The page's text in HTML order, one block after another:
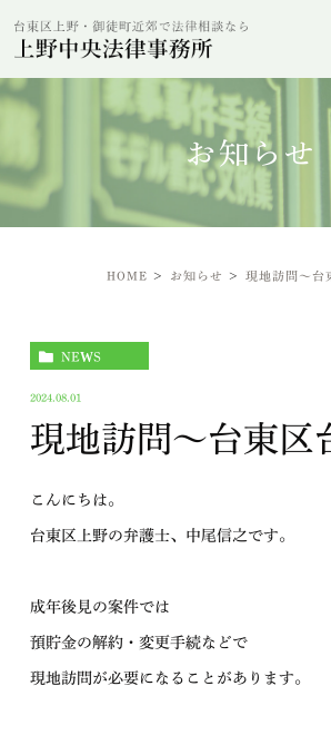
お知らせ
HOME お知らせ 現地訪問～台
NEWS
2024.08.01
現地訪問～台東区
こんにちは。
台東区上野の弁護士、中尾信之です。
成年後見の案件では
預貯金の解約・変更手続などで
現地訪問が必要になることがあります。